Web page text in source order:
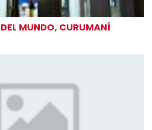
MUNDO, CURUMANÍ